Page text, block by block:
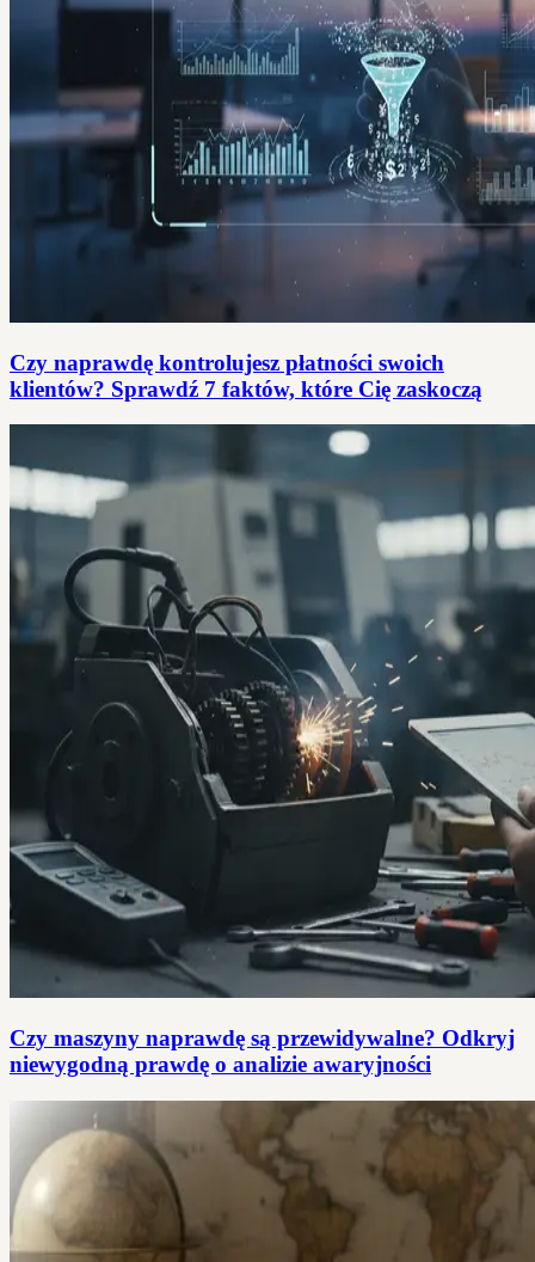
Czy naprawdę kontrolujesz płatności swoich
klientów? Sprawdź 7 faktów, które Cię zaskoczą
Czy maszyny naprawdę są przewidywalne? Odkryj
niewygodną prawdę o analizie awaryjności